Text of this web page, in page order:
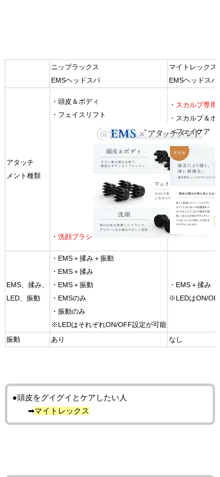
ニップラックス
EMSヘッドスパ
マイトレックス
EMSヘッドスパ
アタッチ
メント種類
・頭皮＆ボディ
・フェイスリフト
・ 洗顔ブラシ
・ スカルプ専用
・スカルプ＆ボ
・フェイケア
EMS、揉み、
LED、振動
・EMS＋揉み＋振動
・EMS＋揉み
・EMS＋振動
・EMSのみ
・振動のみ
※LEDはそれぞれON/OFF設定が可能
・EMS＋揉み
※LEDはON/
振動 あり なし
●頭皮をグイグイとケアしたい人
➡マイトレックス